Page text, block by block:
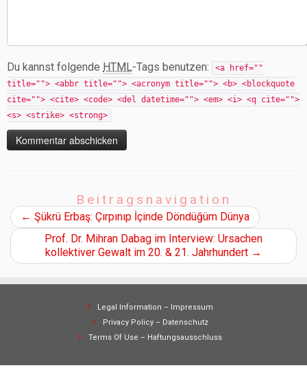
Du kannst folgende HTML-Tags benutzen:
<a href=""
title=""> <abbr title=""> <acronym title=""> <b> <blockquote
cite=""> <cite> <code> <del datetime=""> <em> <i> <q cite="">
<s> <strike> <strong>
Beitragsnavigation
← Şükrü Erbaş: Çırpınıp İçinde Döndüğüm Dünya
Prof. Dr. Mihran Dabag im Interview: Ursachen
kollektiver Gewalt im 20. & 21. Jahrhundert →
Legal Information – Impressum
Privacy Policy – Datenschutz
Terms Of Use – Haftungsausschluss